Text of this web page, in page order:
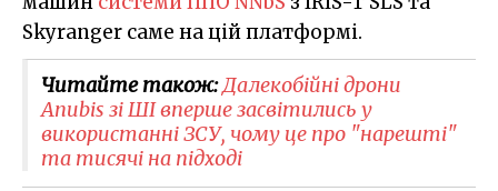
Skyranger саме на цій платформі.
Читайте також:Далекобійні дрони
Anubis зі ШІ вперше засвітились у
використанні ЗСУ, чому це про "нарешті"
та тисячі на підході